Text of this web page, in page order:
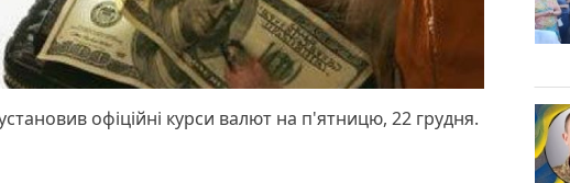
офіційні курси валют на п'ятницю, 22 грудня.